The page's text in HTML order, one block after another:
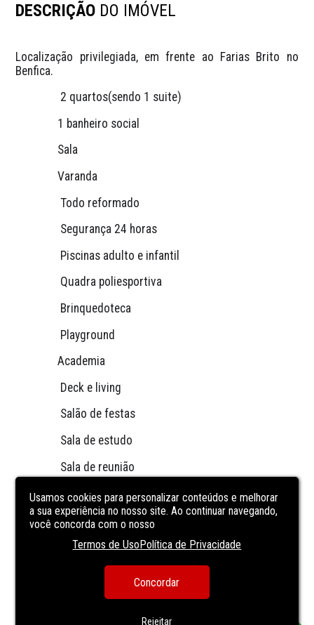
DESCRIÇÃO DO IMÓVEL
Localização privilegiada, em frente ao Farias Brito no
Benfica.
2 quartos(sendo 1 suite)
               1 banheiro social
               Sala
               Varanda
		Todo reformado
		Segurança 24 horas
		Piscinas adulto e infantil
		Quadra poliesportiva
		Brinquedoteca
              	Playground
               Academia
		Deck e living
		Salão de festas
                Sala de estudo
		Sala de reunião
		Lavanderia
		Espaço mulher
		Spa
		Área para pets
		4 elevadores
Usamos cookies para personalizar conteúdos e melhorar
a sua experiência no nosso site. Ao continuar navegando,
você concorda com o nosso
Termos de UsoPolítica de Privacidade
Concordar
Rejeitar